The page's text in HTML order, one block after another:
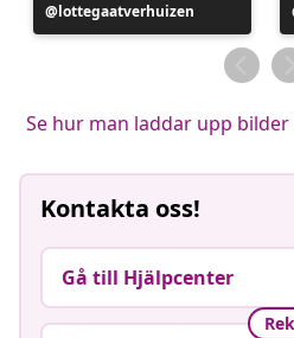
Inlägg
publicerat
lottegaatverhuizen
Se hur man laddar upp bilder
Kontakta oss!
Gå till Hjälpcenter